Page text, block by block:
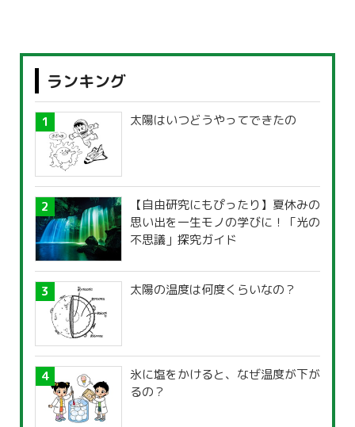
ランキング
太陽はいつどうやってできたの
【自由研究にもぴったり】夏休みの
思い出を一生モノの学びに！「光の
不思議」探究ガイド
太陽の温度は何度くらいなの？
氷に塩をかけると、なぜ温度が下が
るの？